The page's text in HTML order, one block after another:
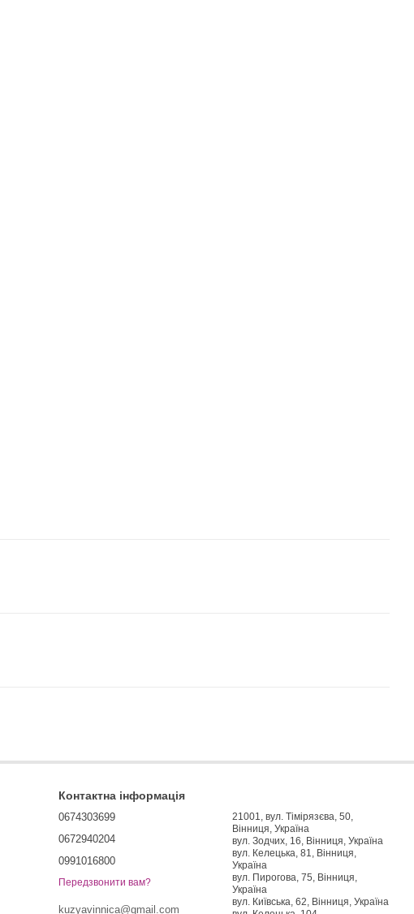
Контактна інформація
0674303699
0672940204
0991016800
Передзвонити вам?
kuzyavinnica@gmail.com
21001, вул. Тімірязєва, 50,
Вінниця, Україна
вул. Зодчих, 16, Вінниця, Україна
вул. Келецька, 81, Вінниця,
Україна
вул. Пирогова, 75, Вінниця,
Україна
вул. Київська, 62, Вінниця, Україна